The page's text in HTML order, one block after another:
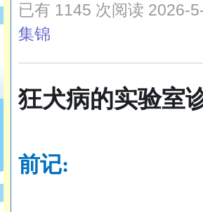
已有 1145 次阅读 2026-
集锦
狂犬病的实验室
前记: